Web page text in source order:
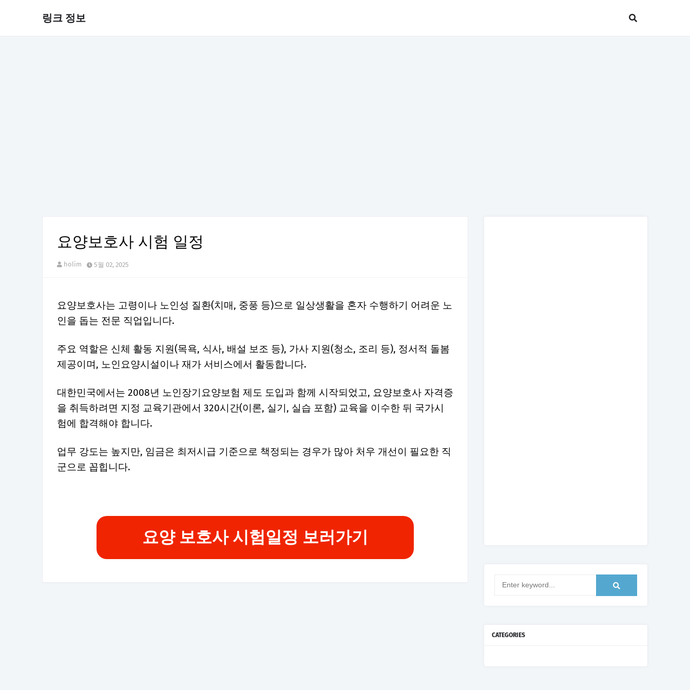
링크 정보
요양보호사 시험 일정
holim 5월 02, 2025
요양보호사는 고령이나 노인성 질환(치매, 중풍 등)으로 일상생활을 혼자 수행하기 어려운 노
인을 돕는 전문 직업입니다.
주요 역할은 신체 활동 지원(목욕, 식사, 배설 보조 등), 가사 지원(청소, 조리 등), 정서적 돌봄
제공이며, 노인요양시설이나 재가 서비스에서 활동합니다.
대한민국에서는 2008년 노인장기요양보험 제도 도입과 함께 시작되었고, 요양보호사 자격증
을 취득하려면 지정 교육기관에서 320시간(이론, 실기, 실습 포함) 교육을 이수한 뒤 국가시
험에 합격해야 합니다.
업무 강도는 높지만, 임금은 최저시급 기준으로 책정되는 경우가 많아 처우 개선이 필요한 직
군으로 꼽힙니다.
요양 보호사 시험일정 보러가기
CATEGORIES